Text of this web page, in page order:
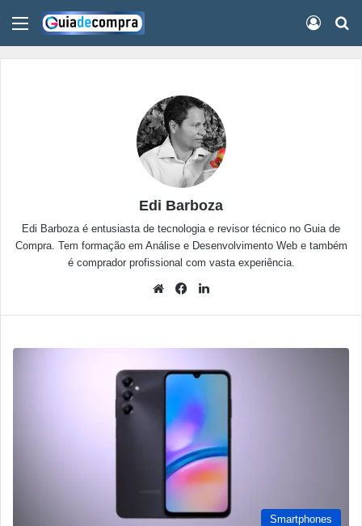
Menu
Edi Barboza
Edi Barboza é entusiasta de tecnologia e revisor técnico no Guia de
Compra. Tem formação em Análise e Desenvolvimento Web e também
é comprador profissional com vasta experiência.
WebsiteFacebook
Smartphones